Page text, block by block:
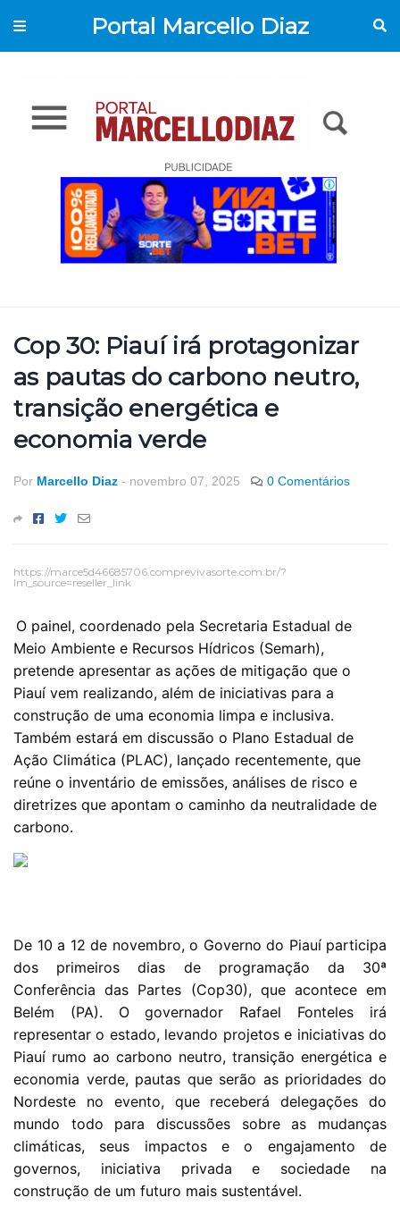
Portal Marcello Diaz
Cop 30: Piauí irá protagonizar
as pautas do carbono neutro,
transição energética e
economia verde
Por Marcello Diaz - novembro 07, 2025 0 Comentários
https://marce5d46685706.comprevivasorte.com.br/?
lm_source=reseller_link
O painel, coordenado pela Secretaria Estadual de
Meio Ambiente e Recursos Hídricos (Semarh),
pretende apresentar as ações de mitigação que o
Piauí vem realizando, além de iniciativas para a
construção de uma economia limpa e inclusiva.
Também estará em discussão o Plano Estadual de
Ação Climática (PLAC), lançado recentemente, que
reúne o inventário de emissões, análises de risco e
diretrizes que apontam o caminho da neutralidade de
carbono.
De 10 a 12 de novembro, o Governo do Piauí participa
dos primeiros dias de programação da 30ª
Conferência das Partes (Cop30), que acontece em
Belém (PA). O governador Rafael Fonteles irá
representar o estado, levando projetos e iniciativas do
Piauí rumo ao carbono neutro, transição energética e
economia verde, pautas que serão as prioridades do
Nordeste no evento, que receberá delegações do
mundo todo para discussões sobre as mudanças
climáticas, seus impactos e o engajamento de
governos, iniciativa privada e sociedade na
construção de um futuro mais sustentável.